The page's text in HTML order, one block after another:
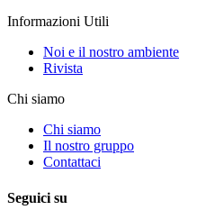
Informazioni Utili
Noi e il nostro ambiente
Rivista
Chi siamo
Chi siamo
Il nostro gruppo
Contattaci
Seguici su